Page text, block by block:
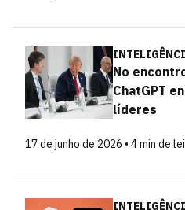
No
ChatGPT
líderes
17 de junho de 2026 • 4 min de